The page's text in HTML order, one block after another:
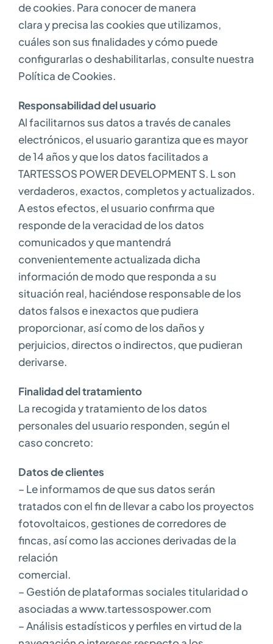
de cookies. Para conocer de manera
clara y precisa las cookies que utilizamos,
cuáles son sus finalidades y cómo puede
configurarlas o deshabilitarlas, consulte nuestra
Política de Cookies.
Responsabilidad del usuario
Al facilitarnos sus datos a través de canales
electrónicos, el usuario garantiza que es mayor
de 14 años y que los datos facilitados a
TARTESSOS POWER DEVELOPMENT S. L son
verdaderos, exactos, completos y actualizados.
A estos efectos, el usuario confirma que
responde de la veracidad de los datos
comunicados y que mantendrá
convenientemente actualizada dicha
información de modo que responda a su
situación real, haciéndose responsable de los
datos falsos e inexactos que pudiera
proporcionar, así como de los daños y
perjuicios, directos o indirectos, que pudieran
derivarse.
Finalidad del tratamiento
La recogida y tratamiento de los datos
personales del usuario responden, según el
caso concreto:
Datos de clientes
– Le informamos de que sus datos serán
tratados con el fin de llevar a cabo los proyectos
fotovoltaicos, gestiones de corredores de
fincas, así como las acciones derivadas de la
relación
comercial.
– Gestión de plataformas sociales titularidad o
asociadas a www.tartessospower.com
– Análisis estadísticos y perfiles en virtud de la